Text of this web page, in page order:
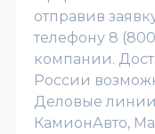
отправив
телефону 8
компании.
России
Деловые
КамионАвто,